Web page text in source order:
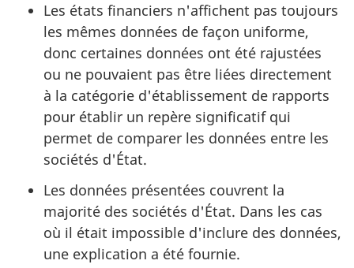
Les états financiers n'affichent pas toujours
les mêmes données de façon uniforme,
donc certaines données ont été rajustées
ou ne pouvaient pas être liées directement
à la catégorie d'établissement de rapports
pour établir un repère significatif qui
permet de comparer les données entre les
sociétés d'État.
Les données présentées couvrent la
majorité des sociétés d'État. Dans les cas
où il était impossible d'inclure des données,
une explication a été fournie.